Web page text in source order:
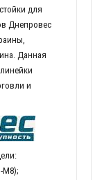
для
Днепровес
Данная
и
М8);